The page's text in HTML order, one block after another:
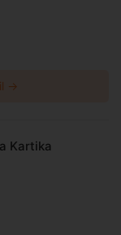
→
Kartika